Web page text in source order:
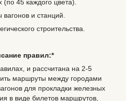
(по 45 каждого цвета).
и станций.
строительства.
правил:*
и рассчитана на 2-5
маршруты между городами
для прокладки железных
в виде билетов маршрутов,